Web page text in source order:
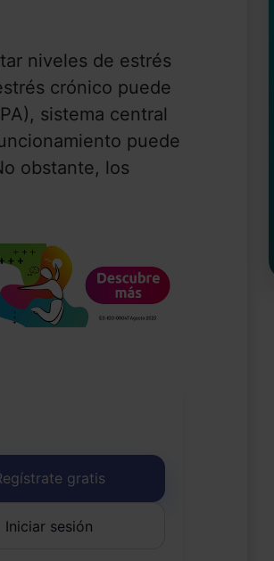
niveles de estrés
crónico puede
sistema central
puede
obstante, los
gratis
Iniciar sesión